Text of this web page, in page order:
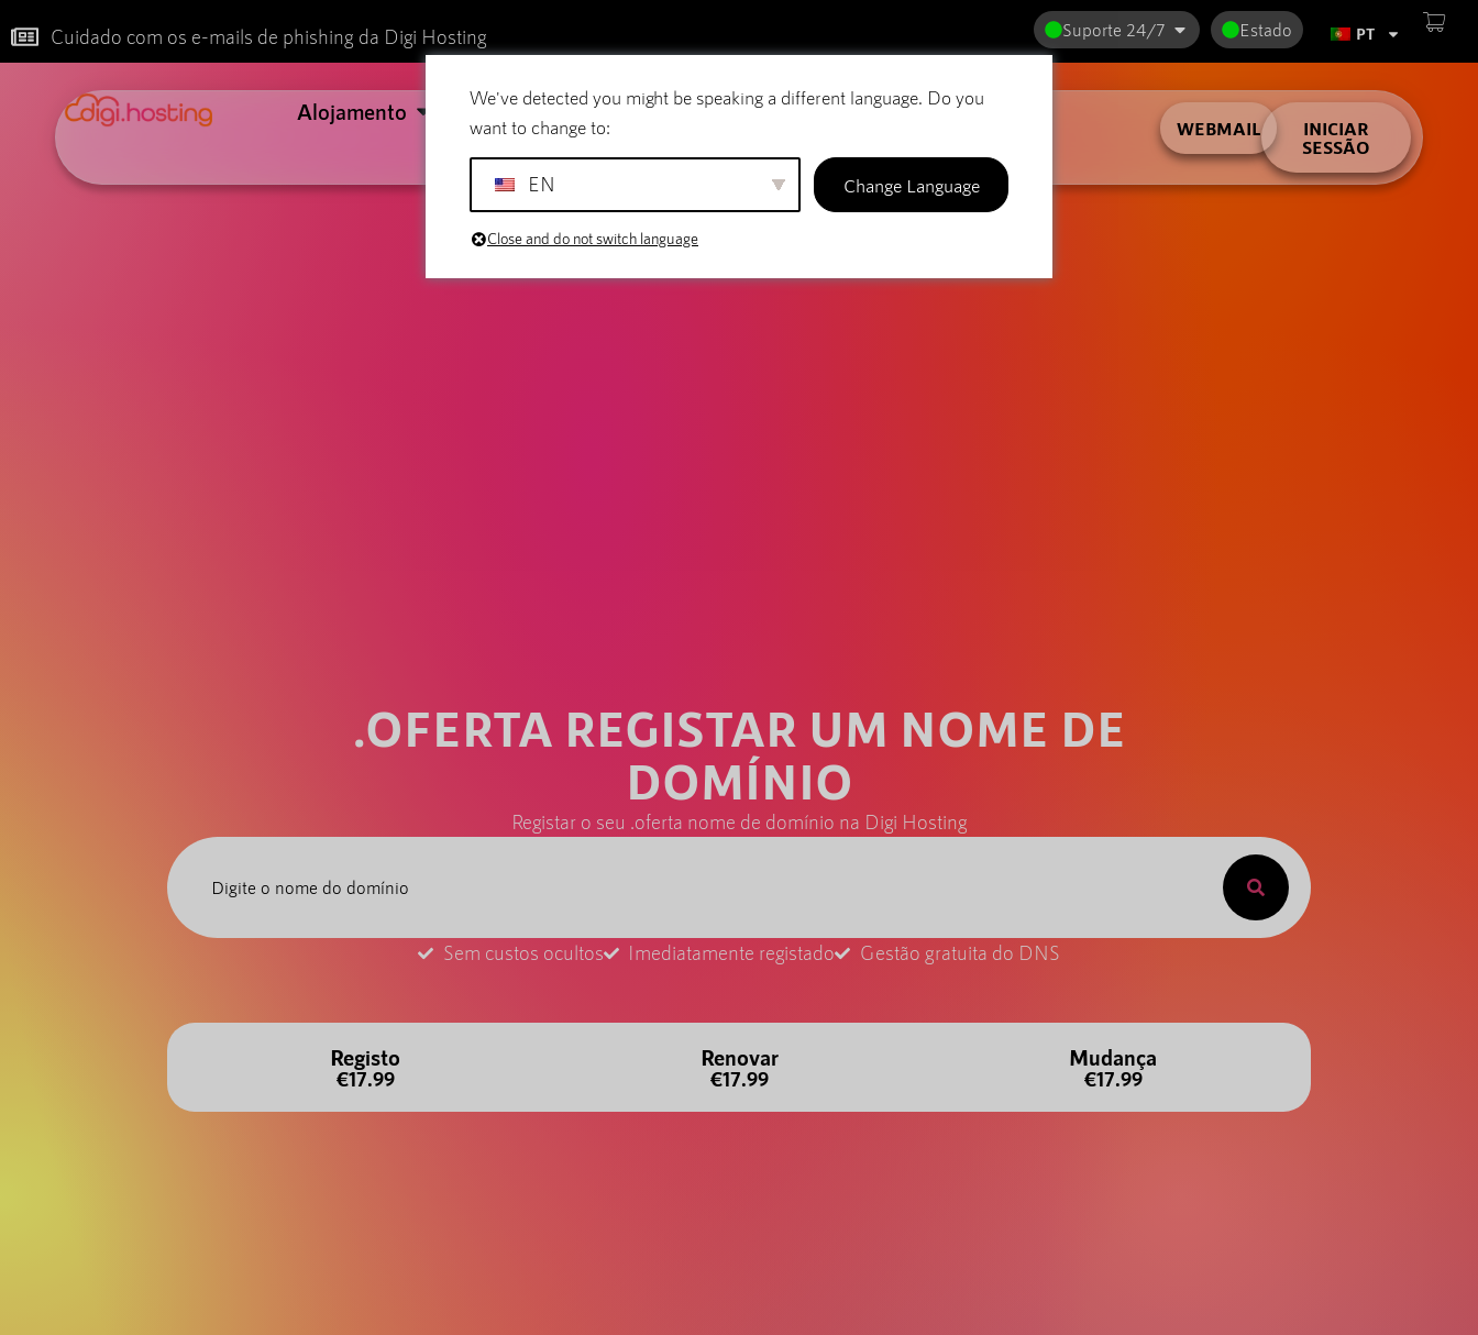
Cuidado com os e-mails de phishing da Digi Hosting Suporte 24/7 Estado
Alojamento Correio eletrónico Nomes de domínio SiteBuilder
SESSÃO
.OFERTA REGISTAR UM NOME DE
DOMÍNIO
Registar o seu .oferta nome de domínio na Digi Hosting
Sem custos ocultos Imediatamente registado Gestão gratuita do DNS
Registo
€17.99
Renovar
€17.99
Mudança
€17.99
We've detected you might be speaking a different language. Do you
want to change to:
EN Change Language